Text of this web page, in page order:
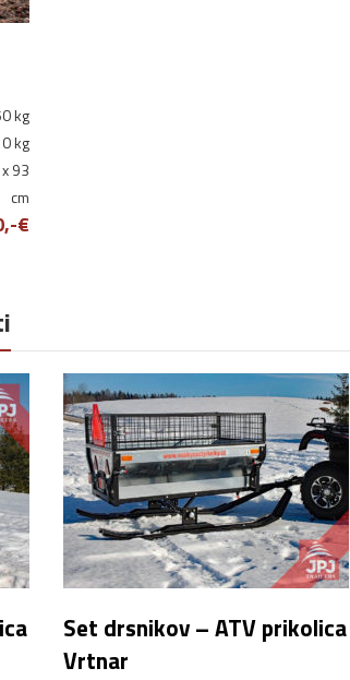
kg
kg
93
cm
€
Set drsnikov – ATV prikolica
Vrtnar